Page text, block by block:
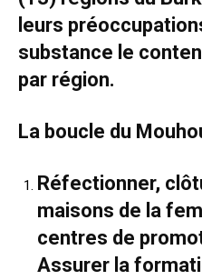
leurs
substance le
par région.
La boucle du
Réfectionner,
maisons de la
centres de
Assurer la